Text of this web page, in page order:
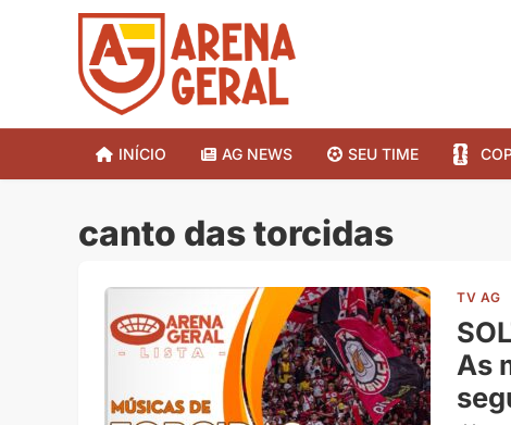
INÍCIO AG NEWS SEU TIME
canto das torcidas
TV AG
As